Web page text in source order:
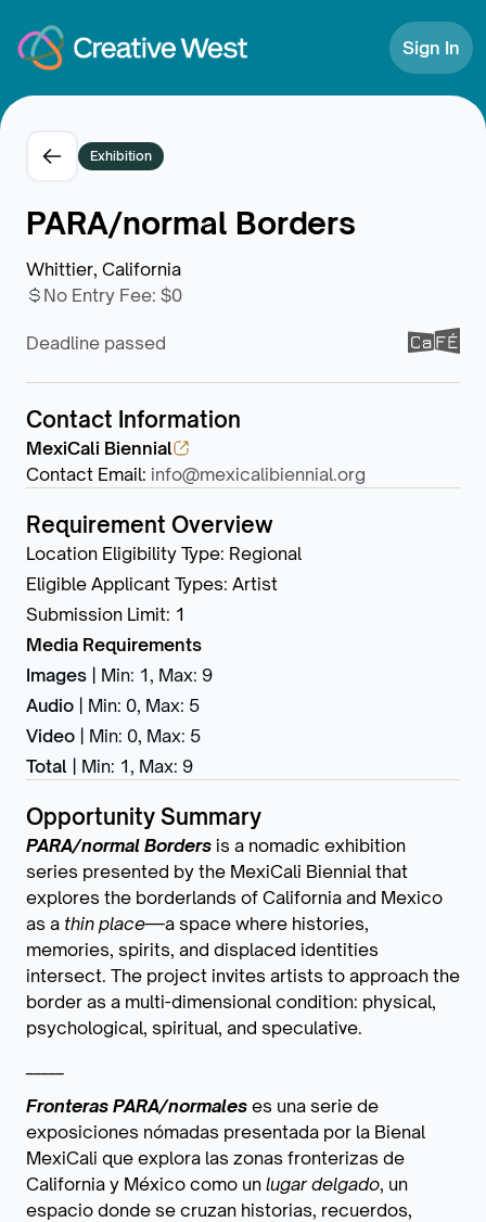
Sign In
Exhibition
PARA/normal Borders
Whittier, California
No Entry Fee: $0
Deadline passed
Contact Information
MexiCali Biennial
Contact Email: info@mexicalibiennial.org
Requirement Overview
Location Eligibility Type: Regional
Eligible Applicant Types: Artist
Submission Limit: 1
Media Requirements
Images
Min: 1, Max: 9
Audio
Min: 0, Max: 5
Video
Min: 0, Max: 5
Total
Min: 1, Max: 9
Opportunity Summary
PARA/normal Borders is a nomadic exhibition
series presented by the MexiCali Biennial that
explores the borderlands of California and Mexico
as a thin place—a space where histories,
memories, spirits, and displaced identities
intersect. The project invites artists to approach the
border as a multi-dimensional condition: physical,
psychological, spiritual, and speculative.
Fronteras PARA/normales es una serie de
exposiciones nómadas presentada por la Bienal
MexiCali que explora las zonas fronterizas de
California y México como un lugar delgado, un
espacio donde se cruzan historias, recuerdos,